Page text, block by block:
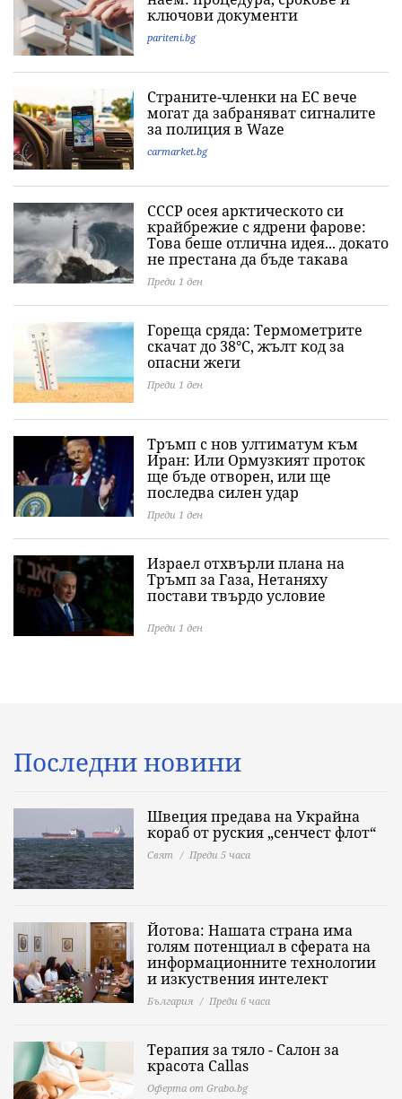
ключови документи
pariteni.bg
Страните-членки на ЕС вече
могат да забраняват сигналите
за полиция в Waze
carmarket.bg
СССР осея арктическото си
крайбрежие с ядрени фарове:
Това беше отлична идея... докато
не престана да бъде такава
Преди 1 ден
Гореща сряда: Термометрите
скачат до 38°C, жълт код за
опасни жеги
Преди 1 ден
Тръмп с нов ултиматум към
Иран: Или Ормузкият проток
ще бъде отворен, или ще
последва силен удар
Преди 1 ден
Израел отхвърли плана на
Тръмп за Газа, Нетаняху
постави твърдо условие
Преди 1 ден
Последни новини
Швеция предава на Украйна
кораб от руския „сенчест флот“
Свят Преди 5 часа
Йотова: Нашата страна има
голям потенциал в сферата на
информационните технологии
и изкуствения интелект
България Преди 6 часа
Терапия за тяло - Салон за
красота Callas
Оферта от Grabo.bg